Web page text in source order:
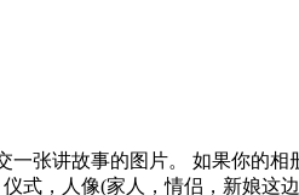
张讲故事的图片。 如果你的
式，人像(家人，情侣，新娘这